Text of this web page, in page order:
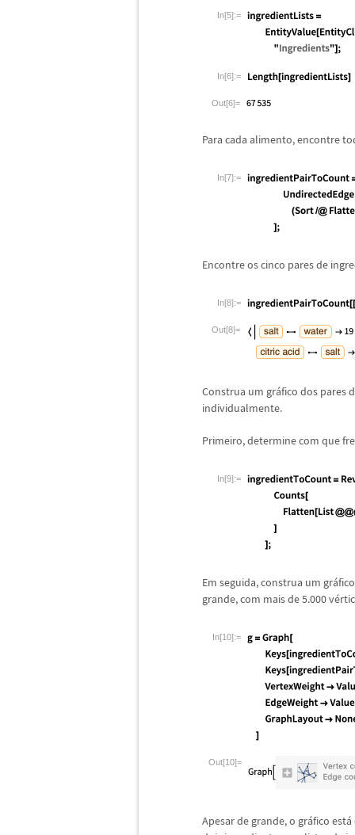
In[5]:=
In[6]:=
Out[6]=
Para cada alimento, encontre
In[7]:=
Encontre os cinco pares de
In[8]:=
Out[8]=
Construa um gráfico dos pares
individualmente.
Primeiro, determine com que
In[9]:=
Em seguida, construa um grá
grande, com mais de 5.000 vé
In[10]:=
Out[10]=
Apesar de grande, o gráfico está